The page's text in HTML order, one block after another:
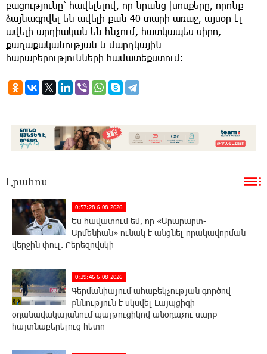
բացությունը՝ հավելելով, որ նրանց խոսքերը, որոնք
ձայնագրվել են ավելի քան 40 տարի առաջ, այսօր էլ
ավելի արդիական են հնչում, հատկապես սիրո,
քաղաքականության և մարդկային
հարաբերությունների համատեքստում։
Լրահոս
0:57:28 6-08-2026
Ես հավատում եմ, որ «Արարարտ-
Արմենիան» ունակ է անցնել որակավորման
վերջին փուլ. Բերեզովսկի
0:39:46 6-08-2026
Գերմանիայում ահաբեկչության գործով
քննություն է սկսվել Լայպցիգի
օդանավակայանում պայթուցիկով անօդաչու սարք
հայտնաբերելուց հետո